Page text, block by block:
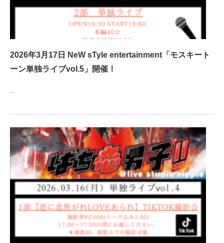
2026年3月17日 NeW sTyle entertainment「モスキート
ーン単独ライブvol.5」開催！
...